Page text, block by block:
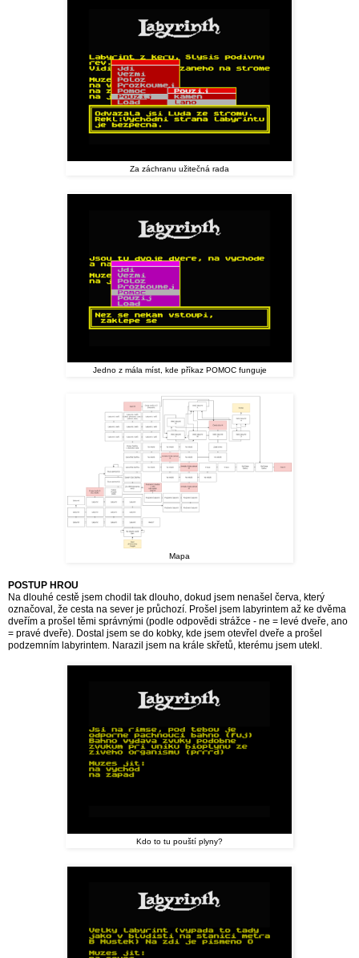
Za záchranu užitečná rada
Jedno z mála míst, kde příkaz POMOC funguje
Mapa
POSTUP HROU
Na dlouhé cestě jsem chodil tak dlouho, dokud jsem nenašel červa, který
označoval, že cesta na sever je průchozí. Prošel jsem labyrintem až ke dvěma
dveřím a prošel těmi správnými (podle odpovědi strážce - ne = levé dveře, ano
= pravé dveře). Dostal jsem se do kobky, kde jsem otevřel dveře a prošel
podzemním labyrintem. Narazil jsem na krále skřetů, kterému jsem utekl.
Kdo to tu pouští plyny?